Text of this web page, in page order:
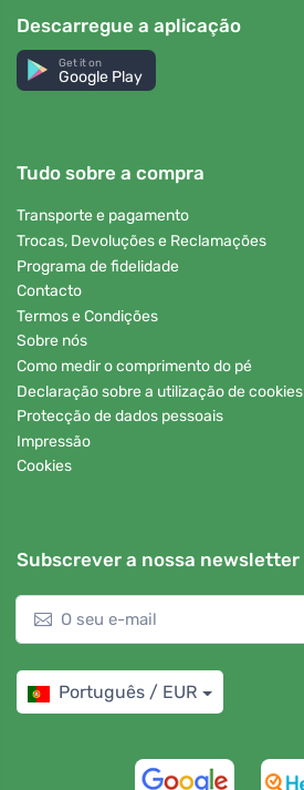
Descarregue a aplicação
Get it on
Google Play
Tudo sobre a compra
Transporte e pagamento
Trocas, Devoluções e Reclamações
Programa de fidelidade
Contacto
Termos e Condições
Sobre nós
Como medir o comprimento do pé
Declaração sobre a utilização de cookies
Protecção de dados pessoais
Impressão
Cookies
Subscrever a nossa newsletter
Português / EUR